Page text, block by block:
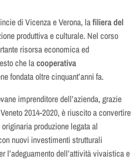
di Vicenza e Verona, lafiliera del
produttiva e culturale. Nel corso
risorsa economica ed
che lacooperativa
fondata oltre cinquant’anni fa.
imprenditore dell’azienda, grazie
2014-2020, è riuscito a convertire
produzione legata al
nuovi investimenti strutturali
l’adeguamento dell’attività vivaistica e